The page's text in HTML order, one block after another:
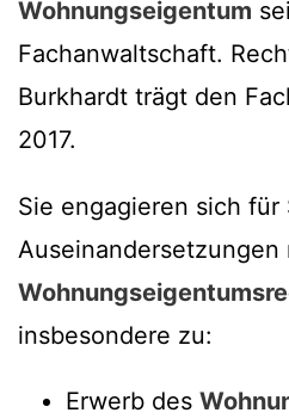
Wohnungseigentum
Fachanwaltschaft.
Burkhardt trägt den
2017.
Sie engagieren sich für
Auseinandersetzungen
insbesondere zu:
Erwerb des